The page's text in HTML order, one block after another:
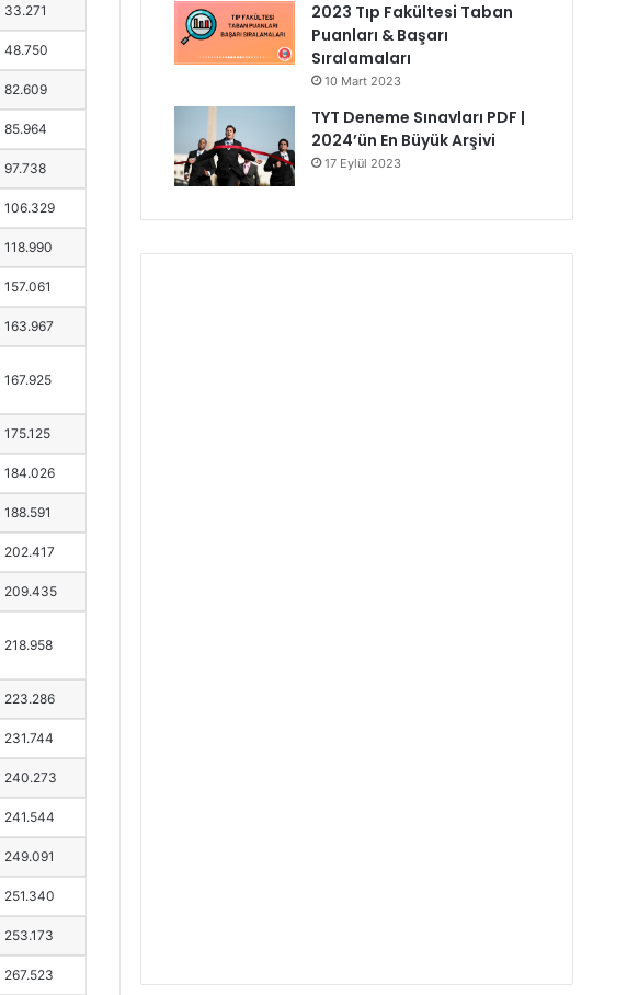
33.271
48.750
82.609
85.964
97.738
106.329
118.990
157.061
163.967
167.925
175.125
184.026
188.591
202.417
209.435
218.958
223.286
231.744
240.273
241.544
249.091
251.340
253.173
267.523
2023 Tıp Fakültesi Taban
Puanları & Başarı
Sıralamaları
10 Mart 2023
TYT Deneme Sınavları PDF |
2024’ün En Büyük Arşivi
17 Eylül 2023